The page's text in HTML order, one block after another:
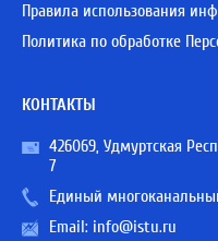
Правила использования
Политика по обработке
КОНТАКТЫ
426069, Удмуртская
7
Единый
Email: info@istu.ru